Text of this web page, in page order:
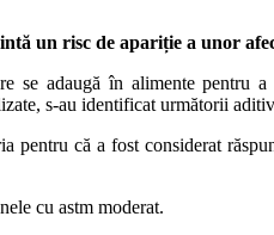
un risc de apariție a unor
adaugă în alimente pentru
s-au identificat următorii
că a fost considerat
cu astm moderat.